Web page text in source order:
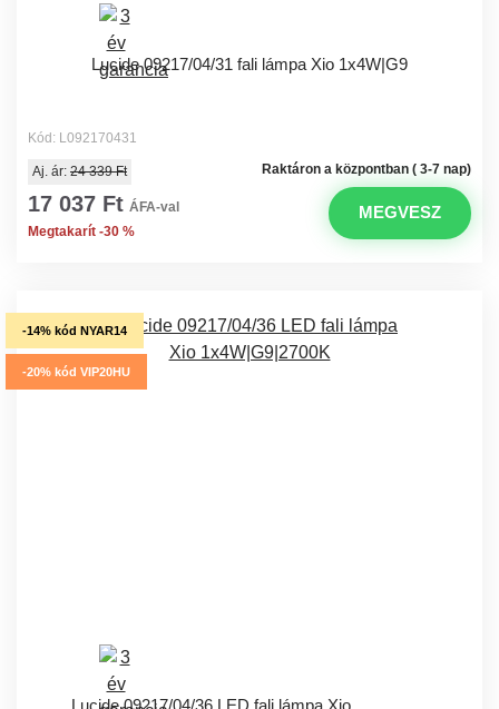
Lucide 09217/04/31 fali lámpa Xio 1x4W|G9
Kód: L092170431
Raktáron a központban ( 3-7 nap)
Aj. ár: 24 339 Ft
17 037 Ft ÁFA-val
Megtakarít -30 %
MEGVESZ
-14% kód NYAR14
-20% kód VIP20HU
Lucide 09217/04/36 LED fali lámpa Xio